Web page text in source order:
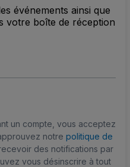
événements ainsi que
votre boîte de réception
un compte, vous acceptez
notre politique de
des notifications par
vous désinscrire à tout